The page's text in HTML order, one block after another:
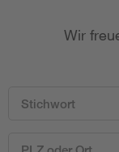
Wir